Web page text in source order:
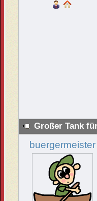
Großer Tank
buergermeister